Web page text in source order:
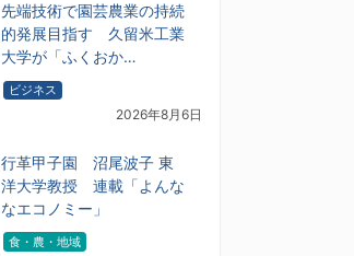
先端技術で園芸農業の持続
的発展目指す 久留米工業
大学が「ふくおか…
ビジネス
2026年8月6日
行革甲子園 沼尾波子 東
洋大学教授 連載「よんな
なエコノミー」
食・農・地域